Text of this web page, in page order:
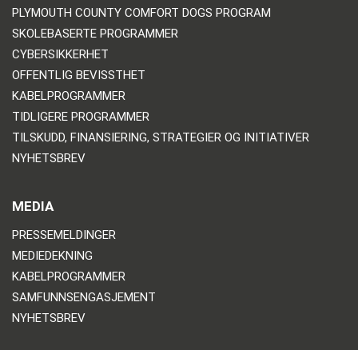
PLYMOUTH COUNTY COMFORT DOGS PROGRAM
SKOLEBASERTE PROGRAMMER
CYBERSIKKERHET
OFFENTLIG BEVISSTHET
KABELPROGRAMMER
TIDLIGERE PROGRAMMER
TILSKUDD, FINANSIERING, STRATEGIER OG INITIATIVER
NYHETSBREV
MEDIA
PRESSEMELDINGER
MEDIEDEKNING
KABELPROGRAMMER
SAMFUNNSENGASJEMENT
NYHETSBREV